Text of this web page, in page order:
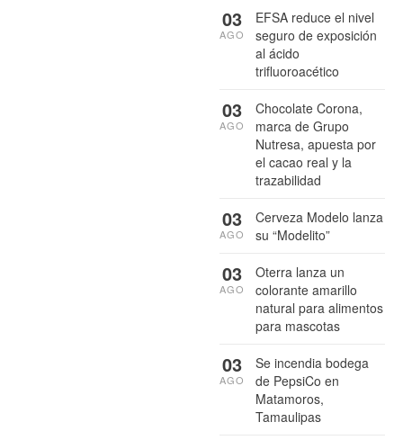
EFSA reduce el nivel
seguro de exposición
al ácido
trifluoroacético
03
AGO
Chocolate Corona,
marca de Grupo
Nutresa, apuesta por
el cacao real y la
trazabilidad
03
AGO
Cerveza Modelo lanza
su “Modelito”
03
AGO
Oterra lanza un
colorante amarillo
natural para alimentos
para mascotas
03
AGO
Se incendia bodega
de PepsiCo en
Matamoros,
Tamaulipas
03
AGO